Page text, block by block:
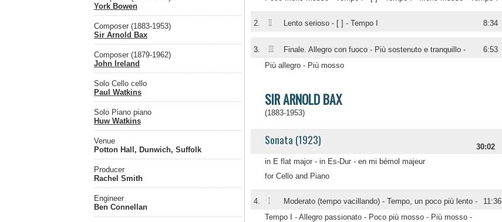
York Bowen
Composer (1883-1953)
Sir Arnold Bax
Composer (1879-1962)
John Ireland
Solo Cello cello
Paul Watkins
Solo Piano piano
Huw Watkins
Venue
Potton Hall, Dunwich, Suffolk
Producer
Rachel Smith
Engineer
Ben Connellan
2. II Lento serioso - [ ] - Tempo I 8:34
3. III Finale. Allegro con fuoco - Più sostenuto e tranquillo - 6:53
Più allegro - Più mosso
SIR ARNOLD BAX
(1883-1953)
Sonata (1923)
30:02
in E flat major - in Es-Dur - en mi bémol majeur
for Cello and Piano
4. I Moderato (tempo vacillando) - Tempo, un poco più lento - 11:36
Tempo I - Allegro passionato - Poco più mosso - Più mosso -